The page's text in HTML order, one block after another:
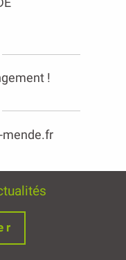
!
mende.fr